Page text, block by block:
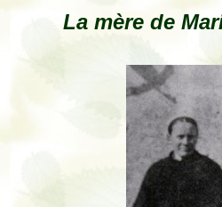
La mère de